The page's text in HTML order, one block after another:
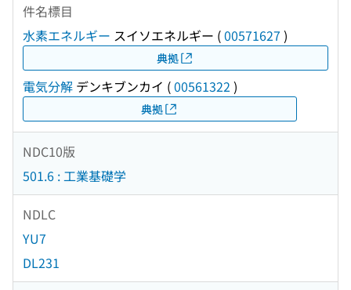
件名標目
水素エネルギー スイソエネルギー (00571627 )
典拠
電気分解 デンキブンカイ (00561322 )
典拠
NDC10版
501.6 : 工業基礎学
NDLC
YU7
DL231